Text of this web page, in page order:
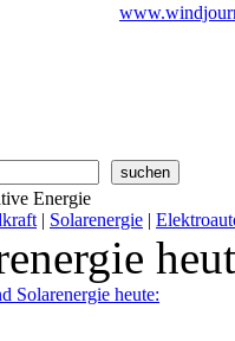
Energie
| Solarenergie |
Solarenergie heute: